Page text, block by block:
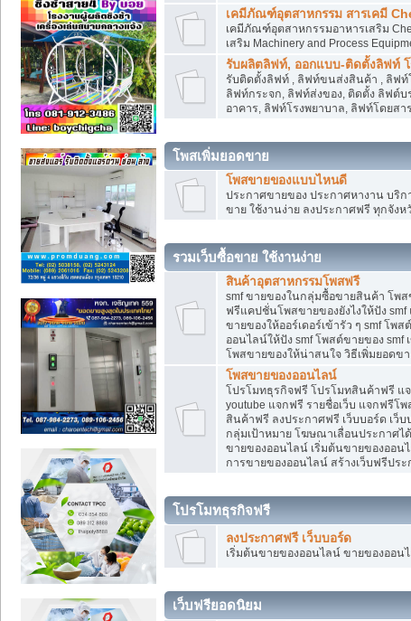
เคมีภัณฑ์อุตสาหกรรม สารเคมี
เคมีภัณฑ์อุตสาหกรรมอาหารเสริม
เสริม Machinery and Process
รับผลิตลิฟท์, ออกแบบ-ติดตั้งลิฟท์
รับติดตั้งลิฟท์ , ลิฟท์ขนส่งสินค้า , ลิฟท์
ลิฟท์กระจก, ลิฟท์ส่งของ, ติดตั้ง ลิฟต์
อาคาร, ลิฟท์โรงพยาบาล, ลิฟท์โดยส
โพสเพิ่มยอดขาย
โพสขายของแบบไหนดี
ประกาศขายของ ประกาศหางาน บริก
ขาย ใช้งานง่าย ลงประกาศฟรี ทุกจังห
รวมเว็บซื้อขาย ใช้งานง่าย
สินค้าอุตสาหกรรมโพสฟรี
smf ขายของในกลุ่มซื้อขายสินค้า โพ
ฟรีแคปชั่นโพสขายของยังไงให้ปัง
ขายของให้ออร์เดอร์เข้ารัว ๆ smf โพ
ออนไลน์ให้ปัง smf โพสต์ขายของ
โพสขายของให้น่าสนใจ วิธีเพิ่มยอดข
โพสขายของออนไลน์
โปรโมทธุรกิจฟรี โปรโมทสินค้าฟรี แ
youtube แจกฟรี รายชื่อเว็บ แจกฟรีโ
สินค้าฟรี ลงประกาศฟรี เว็บบอร์ด เว็
กลุ่มเป้าหมาย โฆษณาเลื่อนประกาศ
ขายของออนไลน์ เริ่มต้นขายของออน
การขายของออนไลน์ สร้างเว็บฟรีประ
โปรโมทธุรกิจฟรี
ลงประกาศฟรี เว็บบอร์ด
เริ่มต้นขายของออนไลน์ ขายของออน
เว็บฟรียอดนิยม